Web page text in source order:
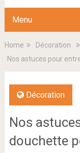
Menu
Home
Décoration
Nos astuces pour
Décoration
Nos
douchette